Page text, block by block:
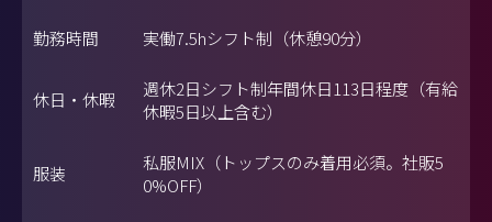
勤務時間 実働7.5hシフト制（休憩90分）
休日・休暇
週休2日シフト制年間休日113日程度（有給
休暇5日以上含む）
服装
私服MIX（トップスのみ着用必須。社販5
0%OFF）